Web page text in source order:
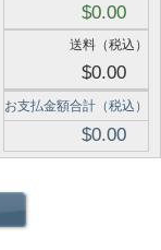
$0.00
送料（税込）
$0.00
お支払金額合計（税込）
$0.00